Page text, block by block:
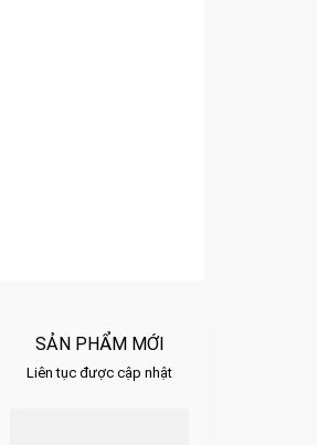
SẢN PHẨM MỚI
Liên tục được cập nhật